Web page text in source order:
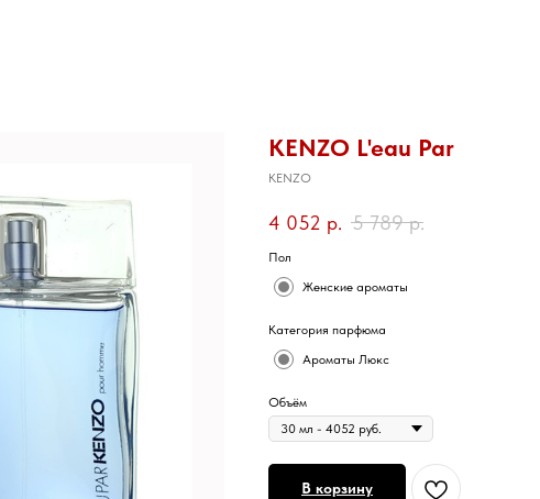
KENZO L'eau Par
KENZO
4 052 р. 5 789 р.
Пол
Женские ароматы
Категория парфюма
Ароматы Люкс
Объём
В корзину